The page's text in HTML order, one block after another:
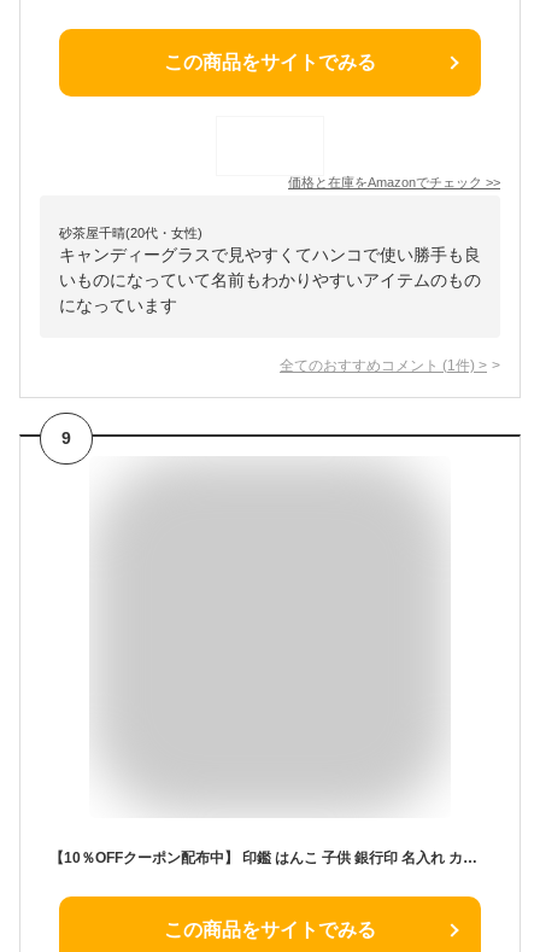
この商品をサイトでみる
価格と在庫をAmazonでチェック >>
砂茶屋千晴(20代・女性)
キャンディーグラスで見やすくてハンコで使い勝手も良
いものになっていて名前もわかりやすいアイテムのもの
になっています
全てのおすすめコメント (1 件) >
9
【10％OFFクーポン配布中】 印鑑 はんこ 子供 銀行印 名入れ カラーグラス クロコ風ケース付 12.0mm 認印 メモリアル 子ども こども 女性 アタリ セット かわいい 刻印 メッセージ 出産祝い プレゼント ギフト お年玉 貯金 赤ちゃん 男の子 女の子 卒業 記念品
この商品をサイトでみる